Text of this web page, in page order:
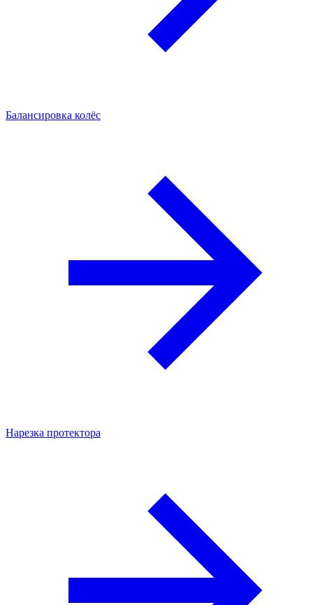
Балансировка колёс
Нарезка протектора